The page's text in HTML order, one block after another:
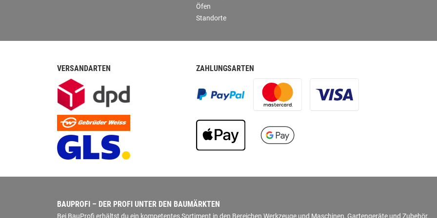
Öfen
Standorte
VERSANDARTEN ZAHLUNGSARTEN
BAUPROFI – DER PROFI UNTER DEN BAUMÄRKTEN
Bei BauProfi erhältst du ein kompetentes Sortiment in den Bereichen Werkzeuge und Maschinen, Gartengeräte und Zubehör,